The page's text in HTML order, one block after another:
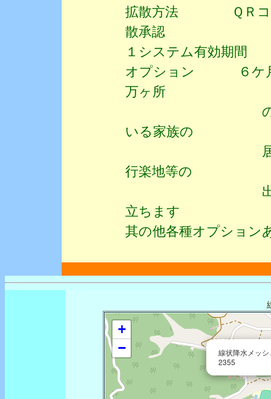
拡散方法 ＱＲコー
散承認
１システム有効期
オプション ６ケ月
万ヶ所
の降雨量を観
いる家族の
居住地豪雨危
行楽地等の
出かけ先で豪
立ちます
其の他各種オプション
線状降水メッ
2355
+
−